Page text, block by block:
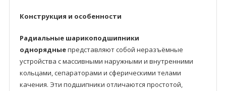
Конструкция и особенности
Радиальные шарикоподшипники
однорядныепредставляют собой неразъёмные
устройства с массивными наружными и внутренними
кольцами, сепараторами и сферическими телами
качения. Эти подшипники отличаются простотой,